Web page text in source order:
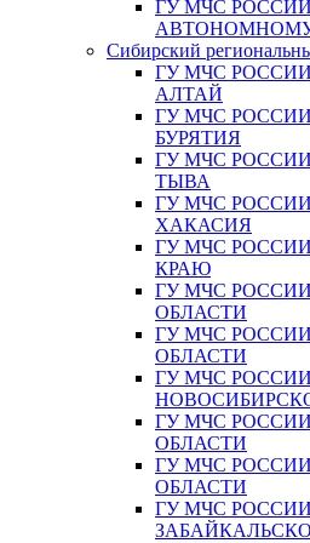
ГУ МЧС
Сибирский
ГУ МЧС
АЛТАЙ
ГУ МЧС
БУРЯТИЯ
ГУ МЧС
ТЫВА
ГУ МЧС
ХАКАСИЯ
ГУ МЧС
КРАЮ
ГУ МЧС
ОБЛАСТИ
ГУ МЧС
ОБЛАСТИ
ГУ МЧС
ГУ МЧС
ОБЛАСТИ
ГУ МЧС
ОБЛАСТИ
ГУ МЧС